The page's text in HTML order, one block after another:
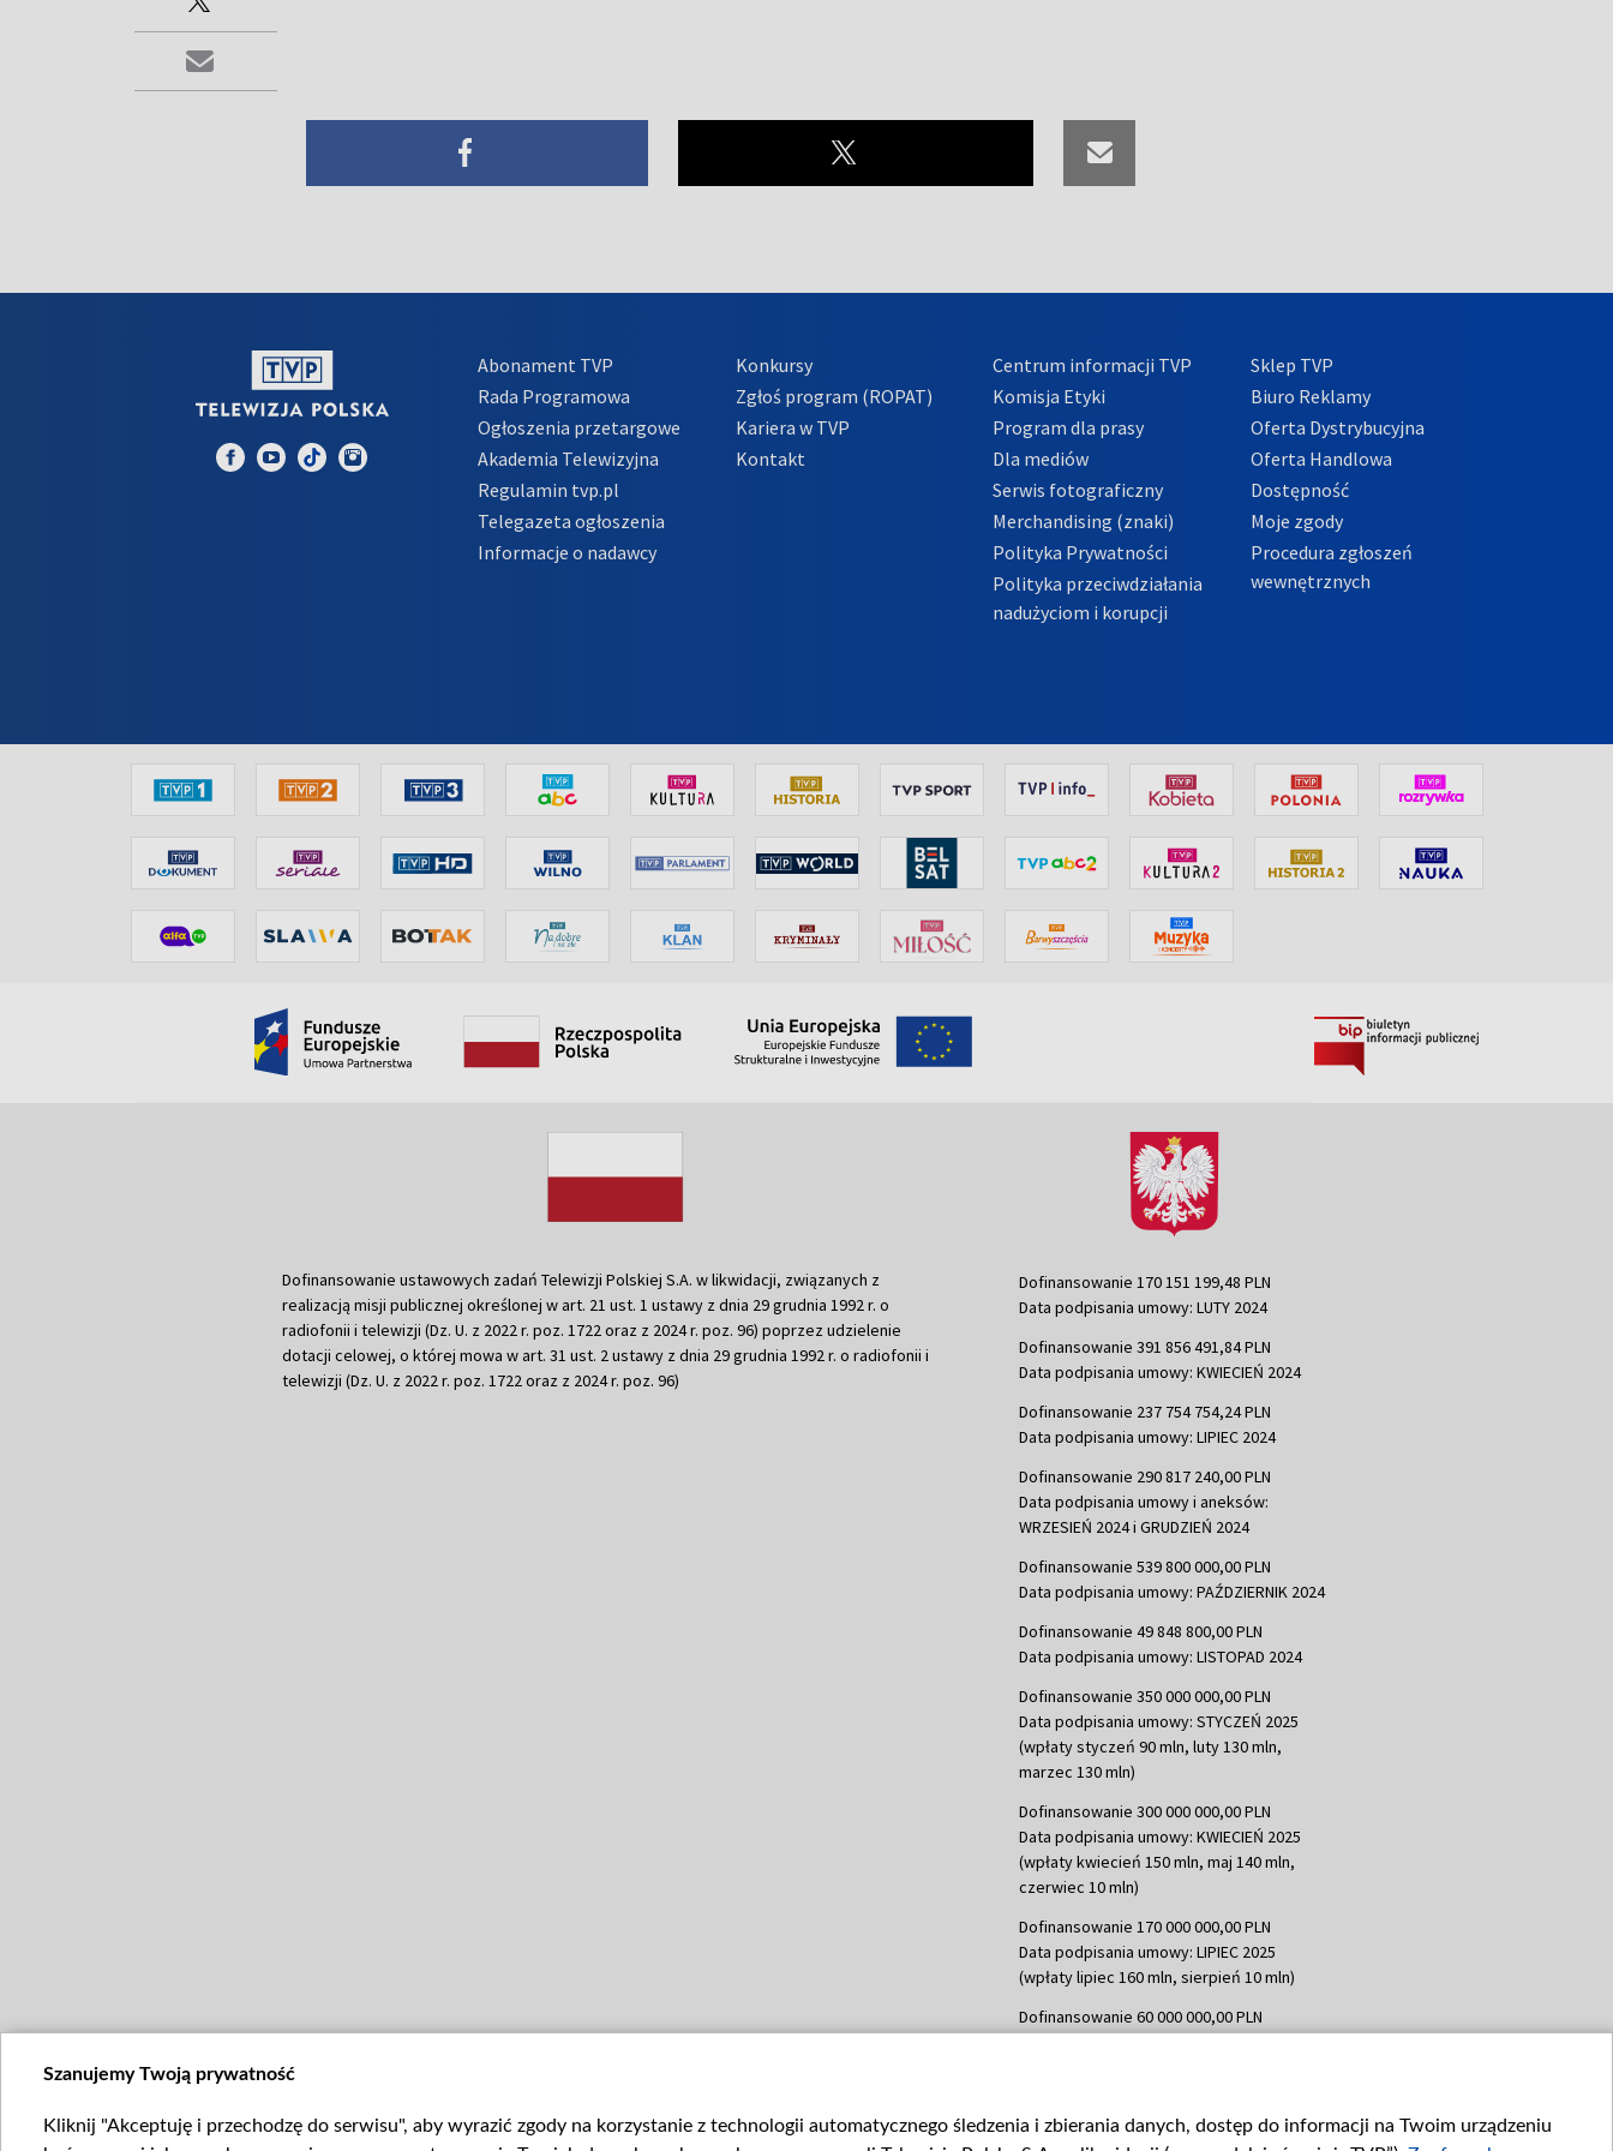
Abonament TVP
Rada Programowa
Ogłoszenia przetargowe
Akademia Telewizyjna
Regulamin tvp.pl
Telegazeta ogłoszenia
Informacje o nadawcy
Konkursy
Zgłoś program (ROPAT)
Kariera w TVP
Kontakt
Centrum informacji TVP
Komisja Etyki
Program dla prasy
Dla mediów
Serwis fotograficzny
Merchandising (znaki)
Polityka Prywatności
Polityka przeciwdziałania
nadużyciom i korupcji
Sklep TVP
Biuro Reklamy
Oferta Dystrybucyjna
Oferta Handlowa
Dostępność
Moje zgody
Procedura zgłoszeń
wewnętrznych
Dofinansowanie ustawowych zadań Telewizji Polskiej S.A. w likwidacji, związanych z
realizacją misji publicznej określonej w art. 21 ust. 1 ustawy z dnia 29 grudnia 1992 r. o
radiofonii i telewizji (Dz. U. z 2022 r. poz. 1722 oraz z 2024 r. poz. 96) poprzez udzielenie
dotacji celowej, o której mowa w art. 31 ust. 2 ustawy z dnia 29 grudnia 1992 r. o radiofonii i
telewizji (Dz. U. z 2022 r. poz. 1722 oraz z 2024 r. poz. 96)
Dofinansowanie 170 151 199,48 PLN
Data podpisania umowy: LUTY 2024
Dofinansowanie 391 856 491,84 PLN
Data podpisania umowy: KWIECIEŃ 2024
Dofinansowanie 237 754 754,24 PLN
Data podpisania umowy: LIPIEC 2024
Dofinansowanie 290 817 240,00 PLN
Data podpisania umowy i aneksów:
WRZESIEŃ 2024 i GRUDZIEŃ 2024
Dofinansowanie 539 800 000,00 PLN
Data podpisania umowy: PAŹDZIERNIK 2024
Dofinansowanie 49 848 800,00 PLN
Data podpisania umowy: LISTOPAD 2024
Dofinansowanie 350 000 000,00 PLN
Data podpisania umowy: STYCZEŃ 2025
(wpłaty styczeń 90 mln, luty 130 mln,
marzec 130 mln)
Dofinansowanie 300 000 000,00 PLN
Data podpisania umowy: KWIECIEŃ 2025
(wpłaty kwiecień 150 mln, maj 140 mln,
czerwiec 10 mln)
Dofinansowanie 170 000 000,00 PLN
Data podpisania umowy: LIPIEC 2025
(wpłaty lipiec 160 mln, sierpień 10 mln)
Dofinansowanie 60 000 000,00 PLN
Data podpisania umowy: WRZESIEŃ 2025
Szanujemy Twoją prywatność
Kliknij "Akceptuję i przechodzę do serwisu", aby wyrazić zgody na korzystanie z technologii automatycznego śledzenia i zbierania danych, dostęp do informacji na Twoim urządzeniu